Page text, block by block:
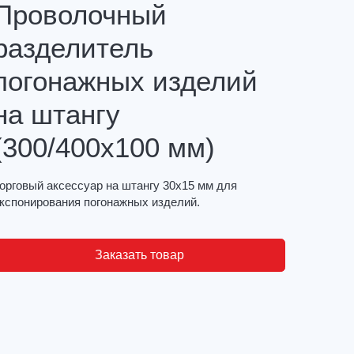
изделий
штангу
400х100 мм)
аксессуар на штангу 30х15 мм для
погонажных изделий.
Заказать товар